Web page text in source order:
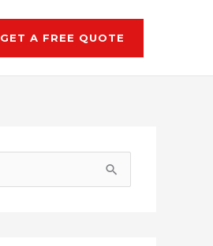
GET A FREE QUOTE